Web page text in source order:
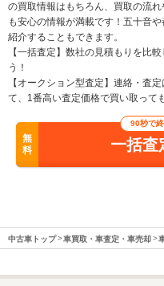
の買取情報はもちろん、買取の流
も安心の情報が満載です！五十音
紹介することもできます。
【一括査定】数社の見積もりを比
う！
【オークション型査定】連絡・査
て、1番高い査定価格で買い取って
無
料
90秒で
一括査
中古車トップ 車買取・車査定・車売却